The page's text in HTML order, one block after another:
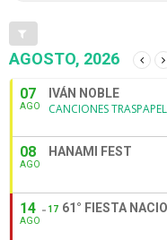
AGOSTO, 2026
07
AGO
IVÁN NOBLE
CANCIONES
08
AGO
HANAMI FEST
14
AGO
17 61° FIESTA